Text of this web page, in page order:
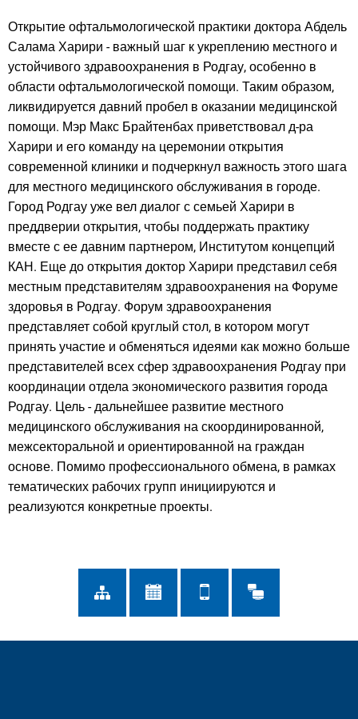
Открытие офтальмологической практики доктора Абдель
Салама Харири - важный шаг к укреплению местного и
устойчивого здравоохранения в Родгау, особенно в
области офтальмологической помощи. Таким образом,
ликвидируется давний пробел в оказании медицинской
помощи. Мэр Макс Брайтенбах приветствовал д-ра
Харири и его команду на церемонии открытия
современной клиники и подчеркнул важность этого шага
для местного медицинского обслуживания в городе.
Город Родгау уже вел диалог с семьей Харири в
преддверии открытия, чтобы поддержать практику
вместе с ее давним партнером, Институтом концепций
КАН. Еще до открытия доктор Харири представил себя
местным представителям здравоохранения на Форуме
здоровья в Родгау. Форум здравоохранения
представляет собой круглый стол, в котором могут
принять участие и обменяться идеями как можно больше
представителей всех сфер здравоохранения Родгау при
координации отдела экономического развития города
Родгау. Цель - дальнейшее развитие местного
медицинского обслуживания на скоординированной,
межсекторальной и ориентированной на граждан
основе. Помимо профессионального обмена, в рамках
тематических рабочих групп инициируются и
реализуются конкретные проекты.